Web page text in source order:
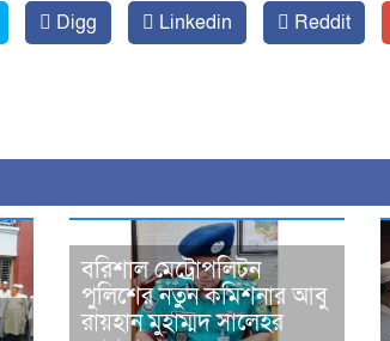
Digg Linkedin Reddit
বরিশাল মেট্রোপলিটন
পুলিশের নতুন কমিশনার আবু
রায়হান মুহাম্মদ সালেহর